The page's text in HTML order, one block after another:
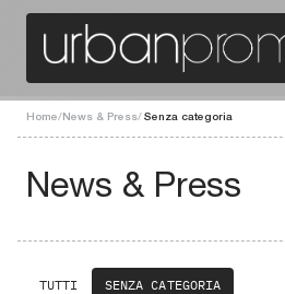
Home/News & Press/Senza categoria
News & Press
TUTTI SENZA CATEGORIA